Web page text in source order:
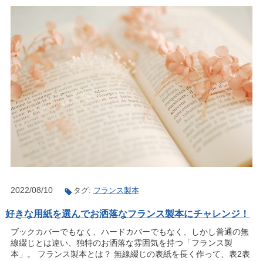
2022/08/10 タグ: フランス製本
好きな用紙を選んでお洒落なフランス製本にチャレンジ！
ブックカバーでもなく、ハードカバーでもなく、しかし普通の無
線綴じとは違い、独特のお洒落な雰囲気を持つ「フランス製
本」。 フランス製本とは？ 無線綴じの表紙を長く作って、表2表